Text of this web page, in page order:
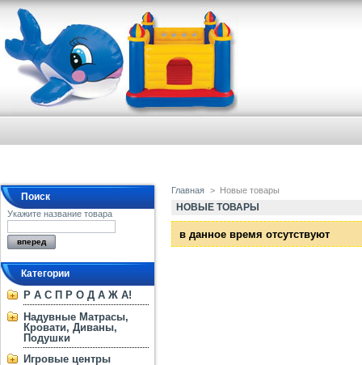
Поиск
Укажите название товара
Категории
Р А С П Р О Д А Ж А!
Надувные Матрасы,
Кровати, Диваны,
Подушки
Игровые центры
Главная > Новые товары
НОВЫЕ ТОВАРЫ
в данное время отсутствуют